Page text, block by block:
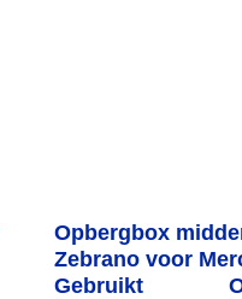
Opbergbox
Zebrano voor
W123
Gebruikt